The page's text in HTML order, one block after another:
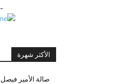
-
الأكثر شهرة
صالة الأمير